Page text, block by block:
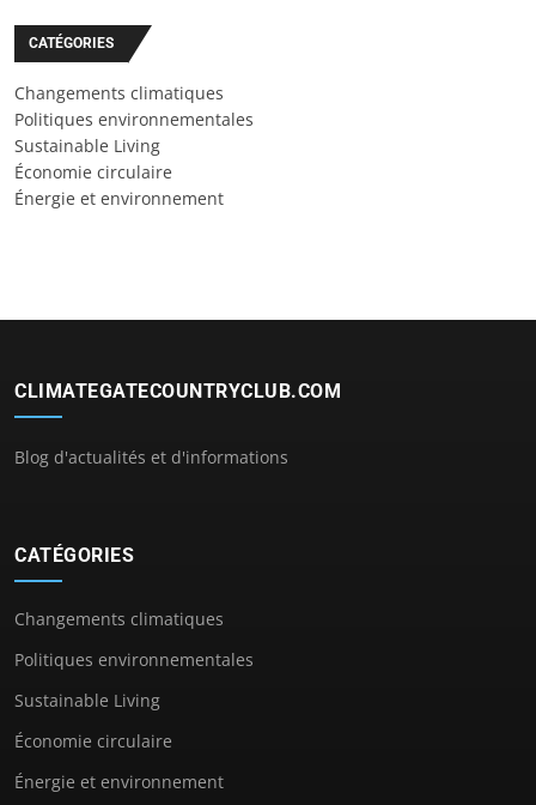
CATÉGORIES
Changements climatiques
Politiques environnementales
Sustainable Living
Économie circulaire
Énergie et environnement
CLIMATEGATECOUNTRYCLUB.COM
Blog d'actualités et d'informations
CATÉGORIES
Changements climatiques
Politiques environnementales
Sustainable Living
Économie circulaire
Énergie et environnement